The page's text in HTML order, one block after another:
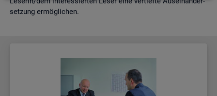
set­zung er­mög­li­chen.